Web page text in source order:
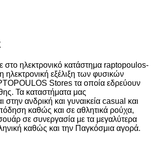
στο ηλεκτρονικό κατάστημα raptopoulos-
ηλεκτρονική εξέλιξη των φυσικών
Stores τα οποία εδρεύουν
Τα καταστήματα μας
στην ανδρική και γυναικεία casual και
καθώς και σε αθλητικά ρούχα,
σε συνεργασία με τα μεγαλύτερα
καθώς και την Παγκόσμια αγορά.